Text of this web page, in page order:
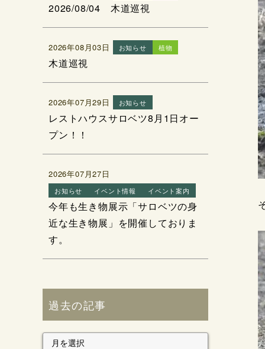
2026/08/04 木道巡視
2026年08月03日 お知らせ 植物
木道巡視
2026年07月29日 お知らせ
レストハウスサロベツ8月1日オー
プン！！
2026年07月27日
お知らせ イベント情報 イベント案内
今年も生き物展示「サロベツの身
近な生き物展」を開催しておりま
す。
過去の記事